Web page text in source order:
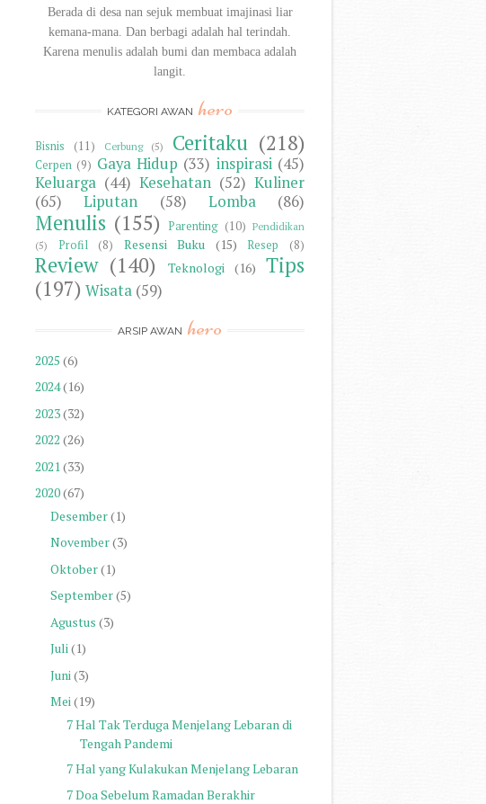
Berada di desa nan sejuk membuat imajinasi liar
kemana-mana. Dan berbagi adalah hal terindah.
Karena menulis adalah bumi dan membaca adalah
langit.
KATEGORI AWAN hero
Bisnis (11) Cerbung (5) Ceritaku (218)
Cerpen (9) Gaya Hidup (33) inspirasi (45)
Keluarga (44) Kesehatan (52) Kuliner
(65)
Liputan (58) Lomba (86)
Menulis (155) Parenting (10) Pendidikan
(5)
Profil (8) Resensi Buku (15) Resep (8)
Review (140) Teknologi (16)
Tips
(197) Wisata (59)
ARSIP AWAN hero
2025 (6)
2024(16)
2023(32)
2022 (26)
2021(33)
2020(67)
Desember(1)
November(3)
Oktober(1)
September(5)
Agustus (3)
Juli(1)
Juni(3)
Mei(19)
7 Hal Tak Terduga Menjelang Lebaran di
Tengah Pandemi
7 Hal yang Kulakukan Menjelang Lebaran
7 Doa Sebelum Ramadan Berakhir